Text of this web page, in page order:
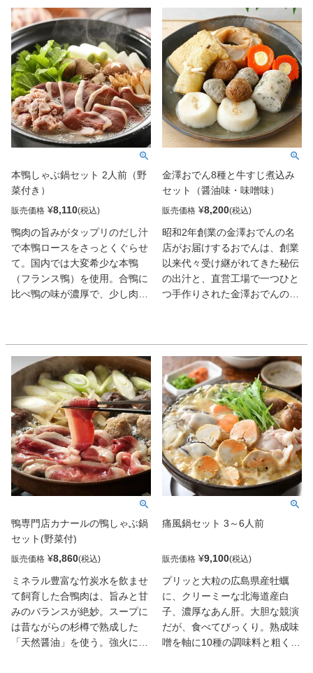
のない柔らかなお肉です。しゃ
ぶしゃぶで味わえば、芳醇なコ
クが口いっぱいに広がります。
さらに、老舗料亭秘伝の黄金色
スープは、煮込むほどに味わい
深い後引きの旨さ。控えめの甘
さで、どんどん手が伸びる一品
です。最高のダシを出す自慢の
つみれは、長時間煮込んでも硬
くなりません。鴨肉は低カロリ
ーで太りにくい、さらにビタミ
ンB群が豊富です。ご家庭で老
舗料亭の味と鴨肉の健康効果を
ぜひご堪能ください。
本鴨しゃぶ鍋セット 2人前（野
菜付き）
販売価格 ¥8,110
鴨肉の旨みがタップリのだし汁
で本鴨ロースをさっとくぐらせ
て。国内では大変希少な本鴨
（フランス鴨）を使用。合鴨に
比べ鴨の味が濃厚で、少し肉厚
いしくなっていく、薄めに作っ
てあります。口の中で後々まで
尾を引くことの無い、控えめの
甘さ。「どんどん手が伸びる」
そんなスープに一番こだわりま
した。つみれは、スプーンです
くって団子にして入れてくださ
い。そのときにレンコンなど歯
ごたえのある野菜をきざんでつ
みれに混ぜても絶品です。長時
間煮込んでも、決して硬くなら
ないよう配慮し、スープには欠
かせない最高のダシを出してく
れるのも、この自慢のつみれが
日数にも餌にもこだわったやわ
らかいお肉で、しゃぶしゃぶの
ように食べられるものを、厳選
して取り扱っています。匂いが
少なく、味わい深いこのロース
金澤おでん8種と牛すじ煮込み
セット（醤油味・味噌味）
販売価格 ¥8,200
昭和2年創業の金澤おでんの名
店がお届けするおでんは、創業
以来代々受け継がれてきた秘伝
の出汁と、直営工場で一つひと
つ手作りされた金澤おでんの代
安心・安全な具材とおいしいお
水をもとに作られるふっくらと
やわらかなおでんなので、お子
様やお年寄りも安心してお召し
上がりいただけます。もう一つ
の名物、牛すじ煮込みは、丁寧
に下処理をした国産牛すじ肉
を、伝統のおでん出汁に金沢大
野のうま口醤油を加えた黒出汁
で、じっくり煮込んだ逸品。定
番の醤油味と、生姜を効かせた
味噌味をお楽しみください。
鴨専門店カナールの鴨しゃぶ鍋
セット(野菜付)
販売価格 ¥8,860
ミネラル豊富な竹炭水を飲ませ
て飼育した合鴨肉は、旨みと甘
みのバランスが絶妙。スープに
は昔ながらの杉樽で熟成した
「天然醤油」を使う。強火にせ
痛風鍋セット 3～6人前
販売価格 ¥9,100
プリッと大粒の広島県産牡蠣
に、クリーミーな北海道産白
子、濃厚なあん肝。大胆な競演
だが、食べてびっくり。熟成味
噌を軸に10種の調味料と粗く刻